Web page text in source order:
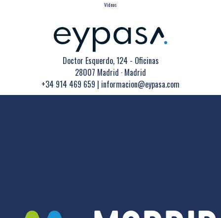
Vídeos
Doctor Esquerdo, 124 - Oficinas
28007 Madrid · Madrid
+34 914 469 659 | informacion@eypasa.com